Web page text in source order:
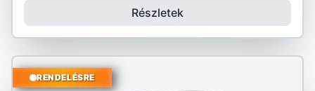
Részletek
RENDELÉSRE